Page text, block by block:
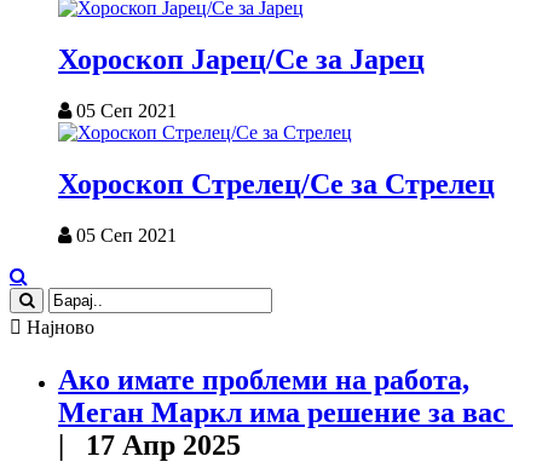
Хороскоп Јарец/Се за Јарец
05 Сеп 2021
Хороскоп Стрелец/Се за Стрелец
05 Сеп 2021
Најново
Ако имате проблеми на работа,
Меган Маркл има решение за вас
| 17 Апр 2025